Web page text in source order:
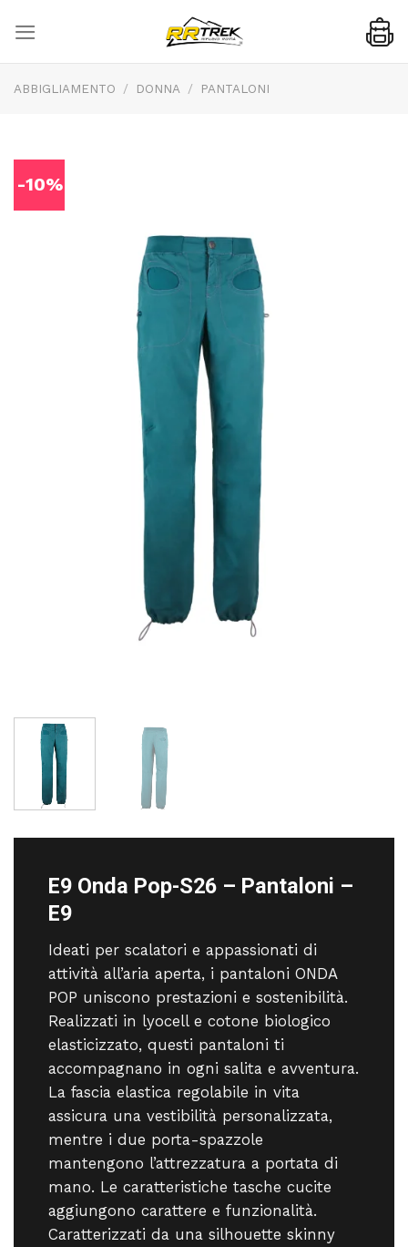
content
ABBIGLIAMENTO / DONNA / PANTALONI
-10%
E9 Onda Pop-S26 – Pantaloni –
E9
Ideati per scalatori e appassionati di
attività all’aria aperta, i pantaloni ONDA
POP uniscono prestazioni e sostenibilità.
Realizzati in lyocell e cotone biologico
elasticizzato, questi pantaloni ti
accompagnano in ogni salita e avventura.
La fascia elastica regolabile in vita
assicura una vestibilità personalizzata,
mentre i due porta-spazzole
mantengono l’attrezzatura a portata di
mano. Le caratteristiche tasche cucite
aggiungono carattere e funzionalità.
Caratterizzati da una silhouette skinny